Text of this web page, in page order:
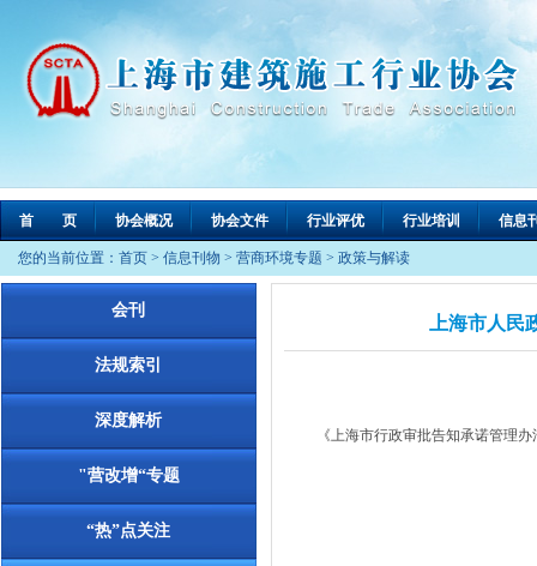
首 页 协会概况 协会文件 行业评优 行业培训 信息
您的当前位置： 首页 > 信息刊物 > 营商环境专题 > 政策与解读
会刊
法规索引
深度解析
"营改增“专题
“热”点关注
上海市人
《上海市行政审批告知承诺管理办